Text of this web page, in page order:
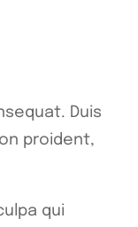
Duis
proident,
qui